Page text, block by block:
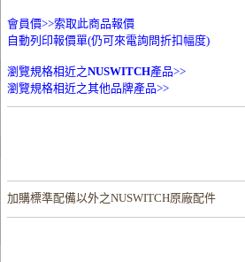
會員價>>索取此商品報價
自動列印報價單(仍可來電詢問折扣幅度)
瀏覽規格相近之NUSWITCH產品>>
瀏覽規格相近之其他品牌產品>>
加購標準配備以外之NUSWITCH原廠配件